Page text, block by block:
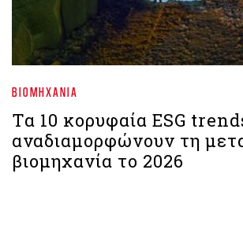
ΒΙΟΜΗΧΑΝΊΑ
Τα 10 κορυφαία ESG
αναδιαμορφώνουν τη
βιομηχανία το 2026